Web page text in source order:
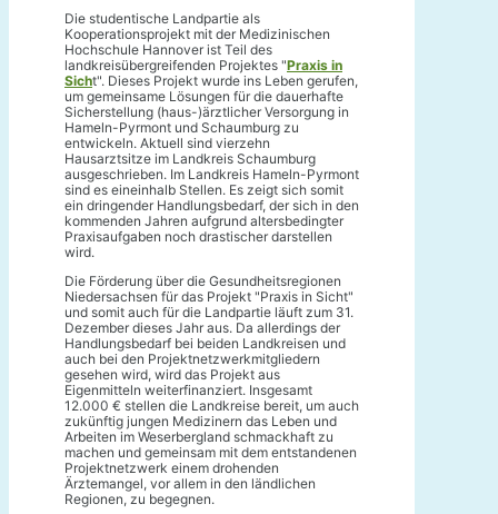
Die studentische Landpartie als
Kooperationsprojekt mit der Medizinischen
Hochschule Hannover ist Teil des
landkreisübergreifenden Projektes "Praxis in
Sicht". Dieses Projekt wurde ins Leben gerufen,
um gemeinsame Lösungen für die dauerhafte
Sicherstellung (haus-)ärztlicher Versorgung in
Hameln-Pyrmont und Schaumburg zu
entwickeln. Aktuell sind vierzehn
Hausarztsitze im Landkreis Schaumburg
ausgeschrieben. Im Landkreis Hameln-Pyrmont
sind es eineinhalb Stellen. Es zeigt sich somit
ein dringender Handlungsbedarf, der sich in den
kommenden Jahren aufgrund altersbedingter
Praxisaufgaben noch drastischer darstellen
wird.
Die Förderung über die Gesundheitsregionen
Niedersachsen für das Projekt "Praxis in Sicht"
und somit auch für die Landpartie läuft zum 31.
Dezember dieses Jahr aus. Da allerdings der
Handlungsbedarf bei beiden Landkreisen und
auch bei den Projektnetzwerkmitgliedern
gesehen wird, wird das Projekt aus
Eigenmitteln weiterfinanziert. Insgesamt
12.000 € stellen die Landkreise bereit, um auch
zukünftig jungen Medizinern das Leben und
Arbeiten im Weserbergland schmackhaft zu
machen und gemeinsam mit dem entstandenen
Projektnetzwerk einem drohenden
Ärztemangel, vor allem in den ländlichen
Regionen, zu begegnen.